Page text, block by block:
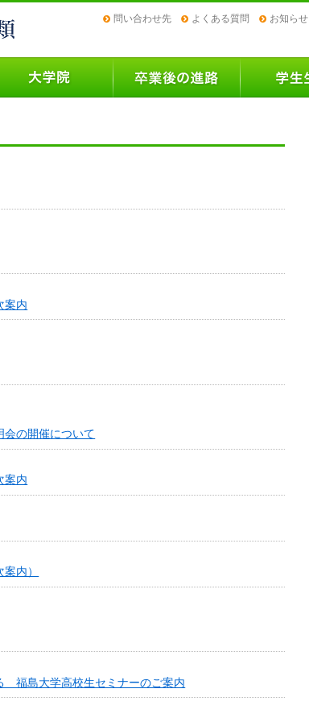
問い合わせ先 よくある質問 お知らせ
案内
の開催について
案内
内）
福島大学高校生セミナーのご案内